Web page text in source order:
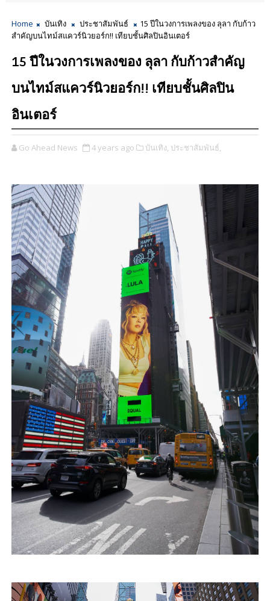
Home บันเทิง ประชาสัมพันธ์
15 ปีในวงการเพลงของ ลุลา กับก้าว
สำคัญบนไทม์สแควร์นิวยอร์ก!!​ เทียบชั้นศิลปินอินเตอร์
15 ปีในวงการเพลงของ ลุลา กับก้าวสำคัญ
บนไทม์สแควร์นิวยอร์ก!!​ เทียบชั้นศิลปิน
อินเตอร์
Go Ahead News 4 years ago บันเทิง, ประชาสัมพันธ์,